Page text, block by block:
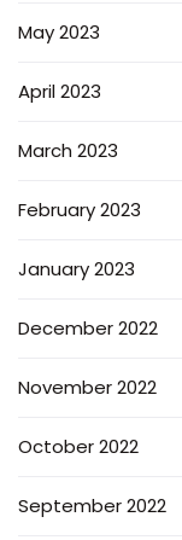
May 2023
April 2023
March 2023
February 2023
January 2023
December 2022
November 2022
October 2022
September 2022